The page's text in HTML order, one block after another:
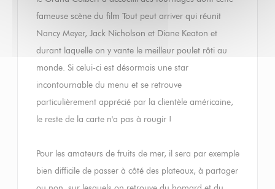
fameuse scène du film Tout peut arriver qui réunit
Nancy Meyer, Jack Nicholson et Diane Keaton et
durant laquelle on y vante le meilleur poulet rôti au
monde. Si celui-ci est désormais une star
incontournable du menu et se retrouve
particulièrement apprécié par la clientèle américaine,
le reste de la carte n'a pas à rougir !
Pour les amateurs de fruits de mer, il sera par exemple
bien difficile de passer à côté des plateaux, à partager